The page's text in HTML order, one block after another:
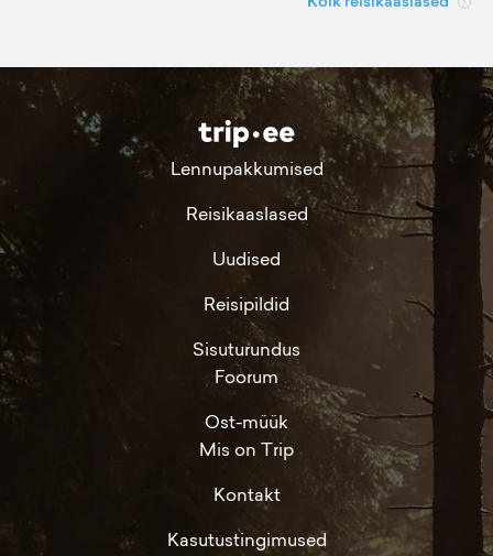
Lennupakkumised
Reisikaaslased
Uudised
Reisipildid
Sisuturundus
Foorum
Ost-müük
Mis on Trip
Kontakt
Kasutustingimused